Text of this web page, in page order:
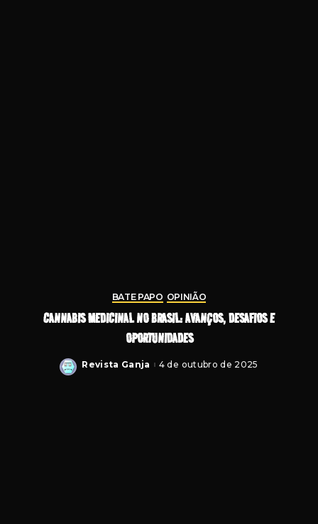
BATE PAPO OPINIÃO
CANNABIS MEDICINAL NO BRASIL: AVANÇOS, DESAFIOS E
OPORTUNIDADES
Posted
Revista Ganja 4 de outubro de 2025